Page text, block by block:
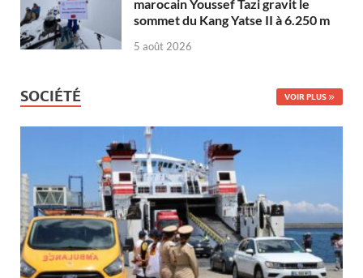
marocain Youssef Tazi gravit le
sommet du Kang Yatse II à 6.250 m
5 août 2026
SOCIÉTÉ VOIR PLUS